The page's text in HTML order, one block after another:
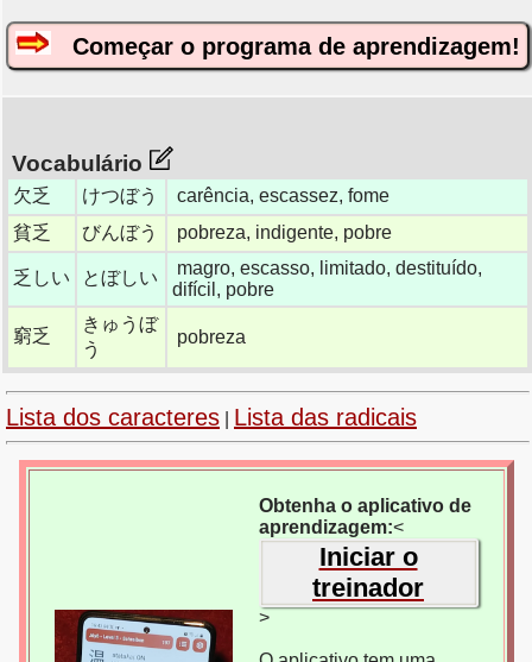
Começar o programa de aprendizagem!
Vocabulário
欠乏 けつぼう
carência, escassez, fome
貧乏
びんぼう pobreza, indigente, pobre
乏しい とぼしい
magro, escasso, limitado, destituído,
difícil, pobre
窮乏
きゅうぼ
う
pobreza
Lista dos caracteres Lista das radicais
Obtenha o aplicativo de
aprendizagem:<
Iniciar o
treinador
>